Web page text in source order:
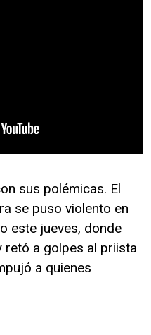
sus polémicas. El
se puso violento en
este jueves, donde
retó a golpes al priista
a quienes